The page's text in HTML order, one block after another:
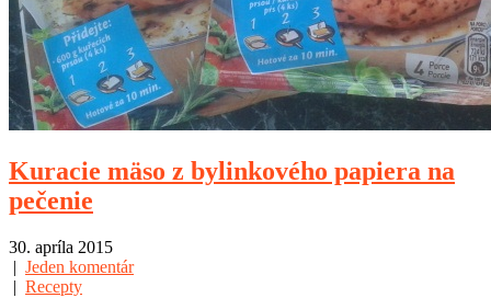
Kuracie mäso z bylinkového papiera na
pečenie
30. apríla 2015
| Jeden komentár
| Recepty